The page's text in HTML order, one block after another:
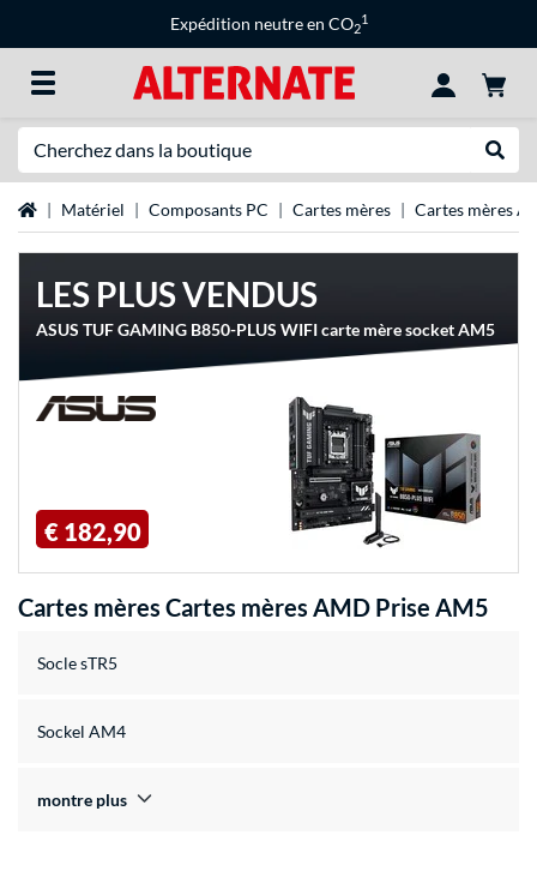
Expédition neutre en CO2
1
Page d'accueil
Matériel Composants PC Cartes mères Cartes mères
LES PLUS VENDUS
ASUS TUF GAMING B850-PLUS WIFI carte mère socket AM5
€ 182,90
Cartes mères Cartes mères AMD Prise AM5
Socle sTR5
Sockel AM4
montre plus